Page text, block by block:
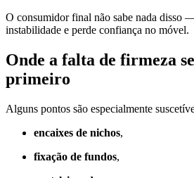
O consumidor final não sabe nada disso
instabilidade e perde confiança no móvel.
Onde a falta de firmeza
primeiro
Alguns pontos são especialmente
encaixes de nichos,
fixação de fundos,